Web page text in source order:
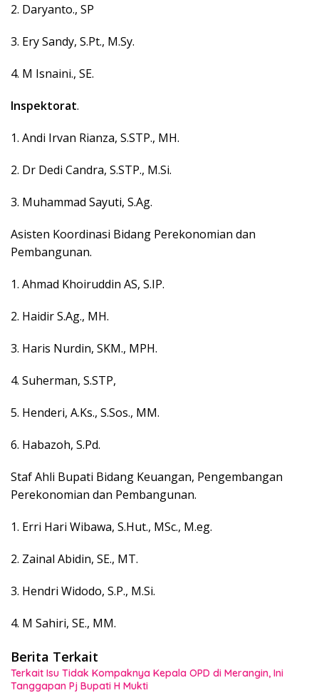
2. Daryanto., SP
3. Ery Sandy, S.Pt., M.Sy.
4. M Isnaini., SE.
Inspektorat.
1. Andi Irvan Rianza, S.STP., MH.
2. Dr Dedi Candra, S.STP., M.Si.
3. Muhammad Sayuti, S.Ag.
Asisten Koordinasi Bidang Perekonomian dan
Pembangunan.
1. Ahmad Khoiruddin AS, S.IP.
2. Haidir S.Ag., MH.
3. Haris Nurdin, SKM., MPH.
4. Suherman, S.STP,
5. Henderi, A.Ks., S.Sos., MM.
6. Habazoh, S.Pd.
Staf Ahli Bupati Bidang Keuangan, Pengembangan
Perekonomian dan Pembangunan.
1. Erri Hari Wibawa, S.Hut., MSc., M.eg.
2. Zainal Abidin, SE., MT.
3. Hendri Widodo, S.P., M.Si.
4. M Sahiri, SE., MM.
Berita Terkait
Terkait Isu Tidak Kompaknya Kepala OPD di Merangin, Ini
Tanggapan Pj Bupati H Mukti